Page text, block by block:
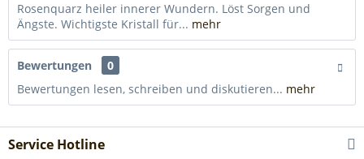
Rosenquarz heiler innerer Wundern. Löst Sorgen und
Ängste. Wichtigste Kristall für... mehr
Bewertungen
0
Bewertungen lesen, schreiben und diskutieren... mehr
Service Hotline